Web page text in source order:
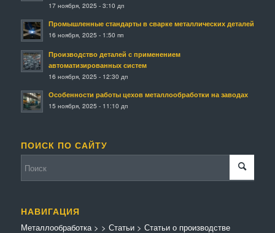
17 ноября, 2025 - 3:10 дп
Промышленные стандарты в сварке металлических деталей
16 ноября, 2025 - 1:50 пп
Производство деталей с применением
автоматизированных систем
16 ноября, 2025 - 12:30 дп
Особенности работы цехов металлообработки на заводах
15 ноября, 2025 - 11:10 дп
ПОИСК ПО САЙТУ
НАВИГАЦИЯ
Металлообработка> > Статьи> Статьи о производстве